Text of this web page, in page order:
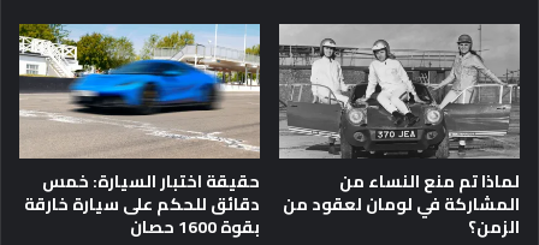
لماذا تم منع النساء من
المشاركة في لومان لعقود من
الزمن؟
حقيقة اختبار السيارة: خمس
دقائق للحكم على سيارة خارقة
بقوة 1600 حصان